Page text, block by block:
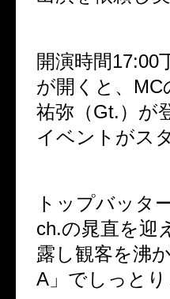
開演時間17:00
が開くと、MC
祐弥（Gt.）が
イベントがス
トップバッタ
ch.の晁直を迎
露し観客を沸
A」でしっと